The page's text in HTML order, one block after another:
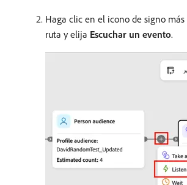
Haga clic en el icono de signo más
ruta y elija Escuchar un evento.